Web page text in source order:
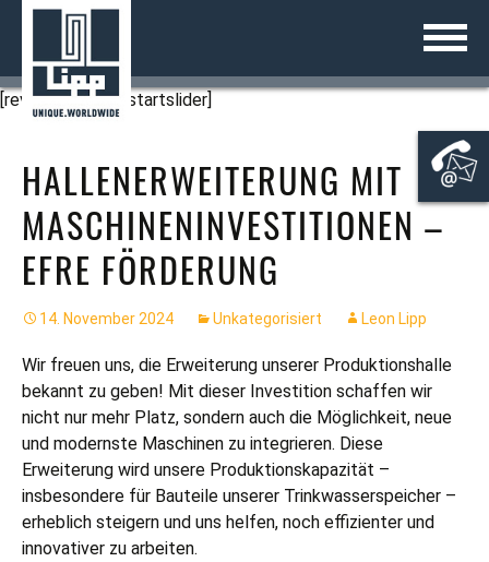
STARTSEITE
ZURÜCK
MEILENSTEINE
AUSZEICHNUNGEN
PARTNERPROGRAMM
LIPP®-SYSTEM
ZURÜCK
LIPP®-DOPPELFALZ
LIPP® SCHWEISSTECHNIK
LIPP® WERKSTOFFE
LIPP® PRODUKTKATALOG
BEHÄLTER
ZURÜCK
FLÜSSIGKEITSBEHÄLTER
FERMENTER
ZURÜCK
KOMBIO®
UNIVERSALFERMENTER
UNICENTRALMIX-FERMENTER
ECO FERMENTER
NACHGÄRER
GÜLLEBEHÄLTER
GASSPEICHER
SCHÜTTGUTSILO
GESCHWEISSTE BEHÄLTER
TRINKWASSERBEHÄLTER
PUFFERSPEICHER
SONDERBEHÄLTER
SYSTEMLÖSUNGEN
ZURÜCK
INDUSTRIE
ZURÜCK
ABFALLVERGÄRUNG
ABWASSER
PROZESSWASSER
WÄRMESPEICHERUNG
SCHÜTTGUTLAGERUNG
GASSPEICHERUNG
KOMMUNEN
ZURÜCK
KLÄRSCHLAMMFAULUNG
ABWASSERAUFBEREITUNG
TRINKWASSERSPEICHERUNG
GASSPEICHERUNG
LANDWIRTSCHAFT
ZURÜCK
BIOGAS
GÜLLE
GETREIDE
SILAGE
BIOGASANLAGEN
ZURÜCK
BERATUNG & VERTRIEB
ENTWICKLUNG & KONSTRUKTION
WARTUNG & INSPEKTION
PROJEKTE
KARRIERE
ZURÜCK
JOBS BEI LIPP®
AUSBILDUNG BEI LIPP®
KONTAKT
AKTUELLES
DEUTSCH
Zum
springen
[rev_slider alias=startslider]
HALLENERWEITERUNG MIT
MASCHINENINVESTITIONEN –
EFRE FÖRDERUNG
14. November 2024 Unkategorisiert Leon Lipp
Wir freuen uns, die Erweiterung unserer Produktionshalle
bekannt zu geben! Mit dieser Investition schaffen wir
nicht nur mehr Platz, sondern auch die Möglichkeit, neue
und modernste Maschinen zu integrieren. Diese
Erweiterung wird unsere Produktionskapazität –
insbesondere für Bauteile unserer Trinkwasserspeicher –
erheblich steigern und uns helfen, noch effizienter und
innovativer zu arbeiten.